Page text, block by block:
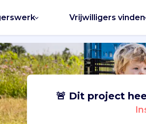
Vrijwilligers vinden
🚨 Dit project